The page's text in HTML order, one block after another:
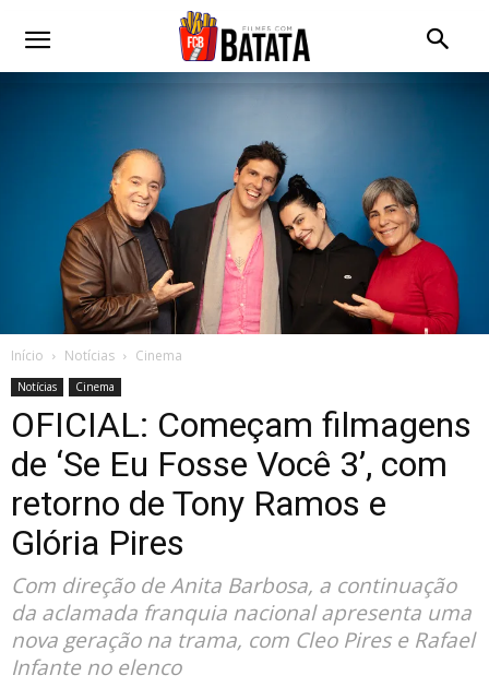
Início Notícias Cinema
Notícias Cinema
OFICIAL: Começam filmagens
de ‘Se Eu Fosse Você 3’, com
retorno de Tony Ramos e
Glória Pires
Com direção de Anita Barbosa, a continuação
da aclamada franquia nacional apresenta uma
nova geração na trama, com Cleo Pires e Rafael
Infante no elenco